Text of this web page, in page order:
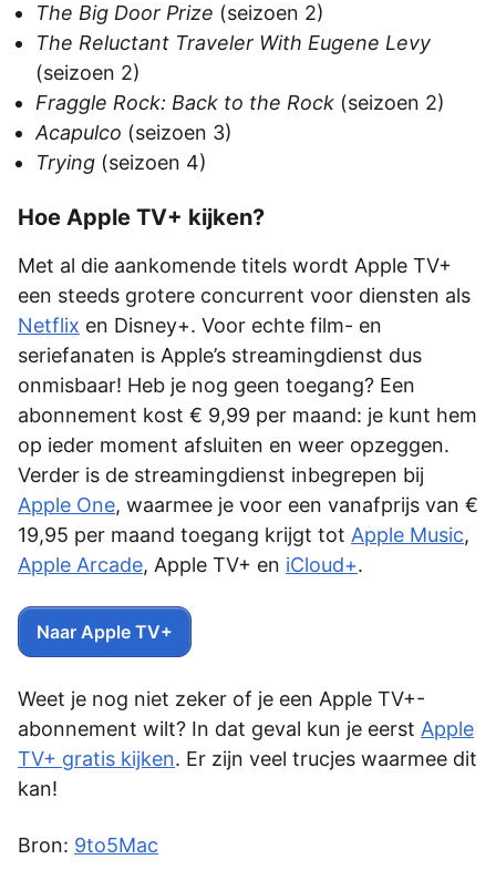
The Big Door Prize (seizoen 2)
The Reluctant Traveler With Eugene Levy
(seizoen 2)
Fraggle Rock: Back to the Rock (seizoen 2)
Acapulco (seizoen 3)
Trying (seizoen 4)
Hoe Apple TV+ kijken?
Met al die aankomende titels wordt Apple TV+
een steeds grotere concurrent voor diensten als
Netflix en Disney+. Voor echte film- en
seriefanaten is Apple’s streamingdienst dus
onmisbaar! Heb je nog geen toegang? Een
abonnement kost € 9,99 per maand: je kunt hem
op ieder moment afsluiten en weer opzeggen.
Verder is de streamingdienst inbegrepen bij
Apple One, waarmee je voor een vanafprijs van €
19,95 per maand toegang krijgt tot Apple Music,
Apple Arcade, Apple TV+ en iCloud+.
Naar Apple TV+
Weet je nog niet zeker of je een Apple TV+-
abonnement wilt? In dat geval kun je eerst Apple
TV+ gratis kijken. Er zijn veel trucjes waarmee dit
kan!
Bron: 9to5Mac